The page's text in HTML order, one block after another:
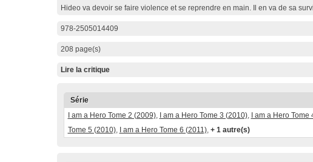
Hideo va devoir se faire violence et se reprendre en main. Il en va de sa
978-2505014409
208 page(s)
Lire la critique
Série
I am a Hero Tome 2 (2009), I am a Hero Tome 3 (2010), I am a Hero Tome
Tome 5 (2010), I am a Hero Tome 6 (2011), + 1 autre(s)